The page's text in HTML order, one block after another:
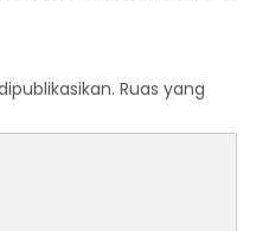
Ruas yang